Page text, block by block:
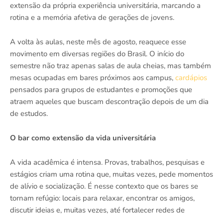
extensão da própria experiência universitária, marcando a
rotina e a memória afetiva de gerações de jovens.
A volta às aulas, neste mês de agosto, reaquece esse
movimento em diversas regiões do Brasil. O início do
semestre não traz apenas salas de aula cheias, mas também
mesas ocupadas em bares próximos aos campus, cardápios
pensados para grupos de estudantes e promoções que
atraem aqueles que buscam descontração depois de um dia
de estudos.
O bar como extensão da vida universitária
A vida acadêmica é intensa. Provas, trabalhos, pesquisas e
estágios criam uma rotina que, muitas vezes, pede momentos
de alívio e socialização. É nesse contexto que os bares se
tornam refúgio: locais para relaxar, encontrar os amigos,
discutir ideias e, muitas vezes, até fortalecer redes de